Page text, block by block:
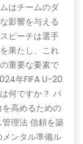
はチームのダ
影響を与える
ピーチは選手
果たし、これ
重要な要素で
年FIFA U-20
何ですか？ パ
高めるための
理法 信頼を築
ンタル準備ル